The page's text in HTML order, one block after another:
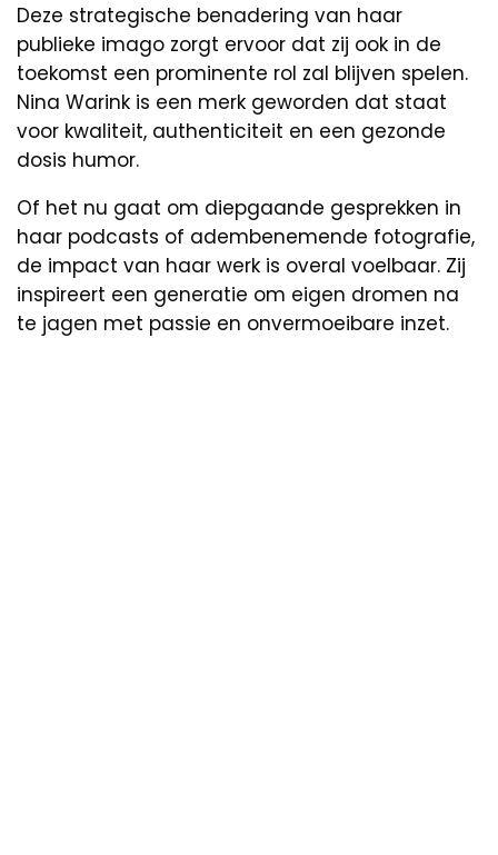
Deze strategische benadering van haar
publieke imago zorgt ervoor dat zij ook in de
toekomst een prominente rol zal blijven spelen.
Nina Warink is een merk geworden dat staat
voor kwaliteit, authenticiteit en een gezonde
dosis humor.
Of het nu gaat om diepgaande gesprekken in
haar podcasts of adembenemende fotografie,
de impact van haar werk is overal voelbaar. Zij
inspireert een generatie om eigen dromen na
te jagen met passie en onvermoeibare inzet.